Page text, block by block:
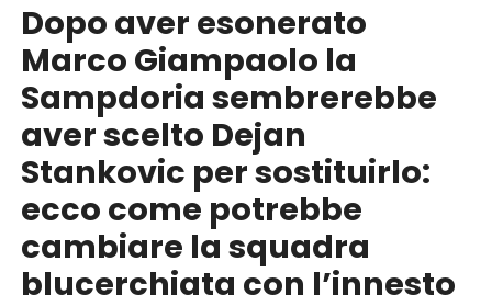
Dopo aver esonerato
Marco Giampaolo la
Sampdoria sembrerebbe
aver scelto Dejan
Stankovic per sostituirlo:
ecco come potrebbe
cambiare la squadra
blucerchiata con l’innesto